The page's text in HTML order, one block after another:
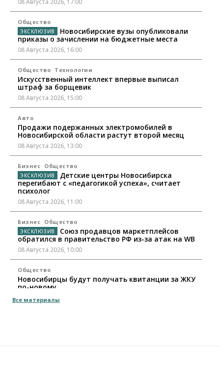
08 Августа 2026, 17:00
Общество
Новосибирские вузы опубликовали
приказы о зачислении на бюджетные места
08 Августа 2026, 16:00
Общество Технологии
Искусственный интеллект впервые выписал
штраф за борщевик
08 Августа 2026, 15:00
Авто
Продажи подержанных электромобилей в
Новосибирской области растут второй месяц
08 Августа 2026, 13:00
Бизнес Общество
Детские центры Новосибирска
перегибают с «педагогикой успеха», считает
психолог
08 Августа 2026, 11:00
Бизнес Общество
Союз продавцов маркетплейсов
обратился в правительство РФ из-за атак на WB
08 Августа 2026, 10:00
Общество
Новосибирцы будут получать квитанции за ЖКУ
по-новому
08 Августа 2026, 09:00
Все материалы